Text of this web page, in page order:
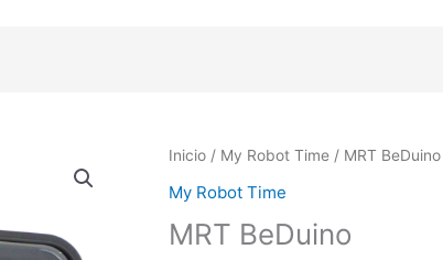
Inicio / My Robot Time / MRT BeDuino
My Robot Time
MRT BeDuino
MRT
cantidad